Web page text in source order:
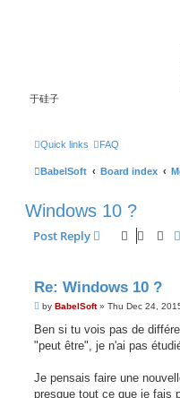
于硅子
Quick links FAQ
BabelSoft Board index
Windows 10 ?
Post Reply
Re: Windows 10 ?
P
s
by BabelSoft» Thu Dec 24,
Ben si tu vois pas de
"peut être", je n'ai pas
Je pensais faire une
presque tout ce que je fais